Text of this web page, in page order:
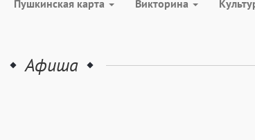
Пушкинская карта Викторина
Афиша